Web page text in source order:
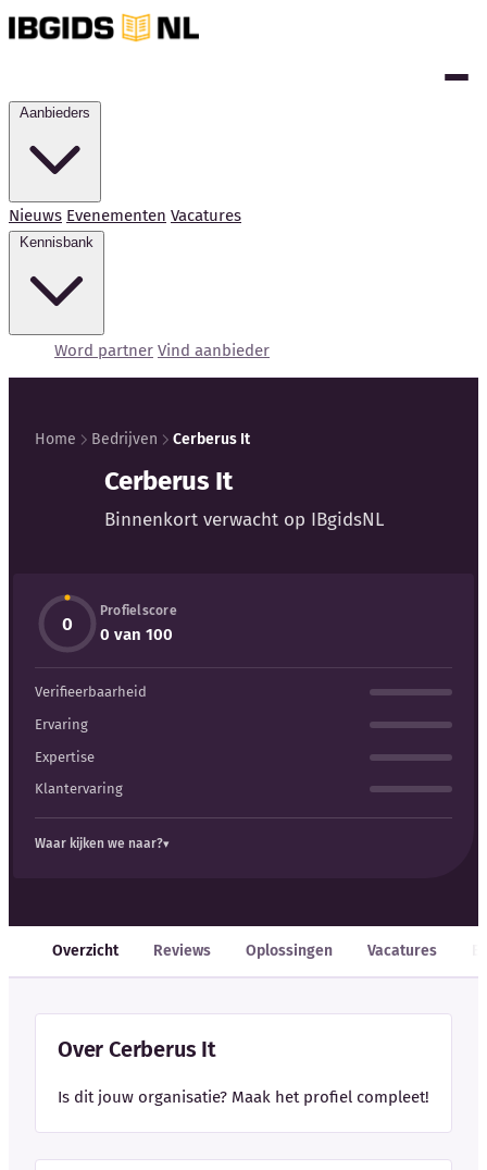
Nieuws Evenementen Vacatures
Word partner Vind aanbieder
Kennisbank
Blog
Bedrijfsupdates
Externe bronnen
Auteurs
Home Bedrijven Cerberus It
Cerberus It
Binnenkort verwacht op IBgidsNL
0
Profielscore
0 van 100
Verifieerbaarheid
Ervaring
Expertise
Klantervaring
Waar kijken we naar?
Overzicht Reviews Oplossingen Vacatures
Over Cerberus It
Is dit jouw organisatie? Maak het profiel compleet!